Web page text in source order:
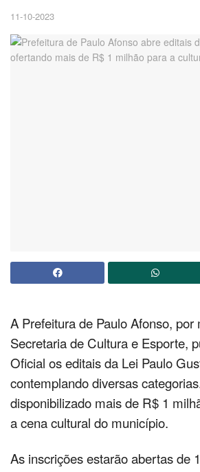
11-10-2023
A Prefeitura de Paulo Afonso, por
Secretaria de Cultura e Esporte,
Oficial os editais da Lei Paulo
contemplando diversas
disponibilizado mais de R$ 1
a cena cultural do município.
As inscrições estarão abertas de